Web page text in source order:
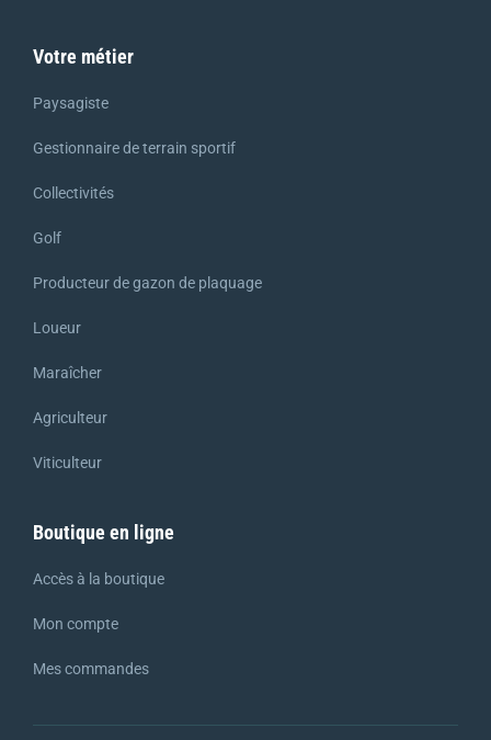
Votre métier
Paysagiste
Gestionnaire de terrain sportif
Collectivités
Golf
Producteur de gazon de plaquage
Loueur
Maraîcher
Agriculteur
Viticulteur
Boutique en ligne
Accès à la boutique
Mon compte
Mes commandes